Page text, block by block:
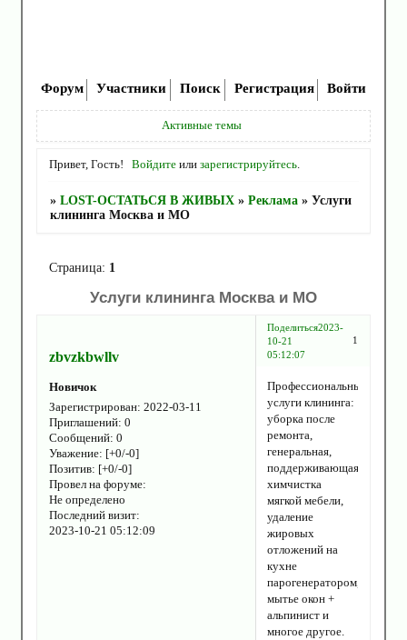
Форум Участники Поиск Регистрация Войти
Активные темы
Привет, Гость! Войдите илизарегистрируйтесь
»LOST-ОСТАТЬСЯ В ЖИВЫХ »Реклама »Услуги
клининга Москва и МО
Услуги клининга Москва и МО
Страница: 1
Поделиться
1
2023-
10-21
05:12:07
zbvzkbwllv
Новичок
Зарегистрирован: 2022-03-11
Приглашений: 0
Сообщений: 0
Уважение: [+0/-0]
Позитив: [+0/-0]
Провел на форуме:
Не определено
Последний визит:
2023-10-21 05:12:09
Профессиональные
услуги клининга:
уборка после
ремонта,
генеральная,
поддерживающая,
химчистка
мягкой мебели,
удаление
жировых
отложений на
кухне
парогенератором,
мытье окон +
альпинист и
многое другое.